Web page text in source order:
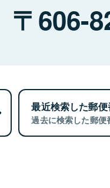
606-
最近検索した郵
過去に検索した郵便